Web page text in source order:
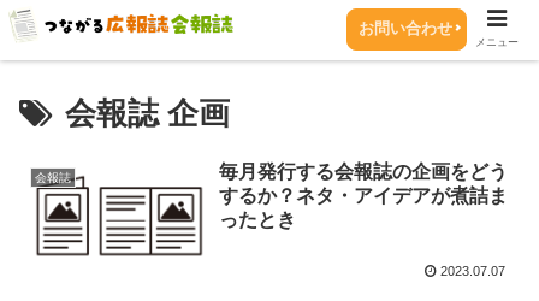
会報誌 企画
会報誌
毎月発行する会報誌の企画をどう
するか？ネタ・アイデアが煮詰ま
ったとき
2023.07.07
お問い合わせ
メニュー